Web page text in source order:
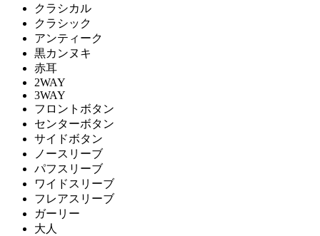
クラシカル
クラシック
アンティーク
黒カンヌキ
赤耳
2WAY
3WAY
フロントボタン
センターボタン
サイドボタン
ノースリーブ
パフスリーブ
ワイドスリーブ
フレアスリーブ
ガーリー
大人